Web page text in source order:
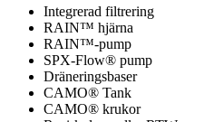
Integrerad filtrering
RAIN™ hjärna
RAIN™-pump
SPX-Flow® pump
Dräneringsbaser
CAMO® Tank
CAMO® krukor